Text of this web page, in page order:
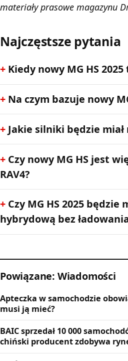
materiały prasowe magazynu
Najczęstsze pytania
Kiedy nowy MG HS
Na czym bazuje nowy
Jakie silniki będzie miał
Czy nowy MG HS jest
RAV4?
Czy MG HS 2025 będzie
hybrydową bez
Powiązane: Wiadomości
Apteczka w samochodzie
musi ją mieć?
BAIC sprzedał 10 000
chiński producent zdobywa